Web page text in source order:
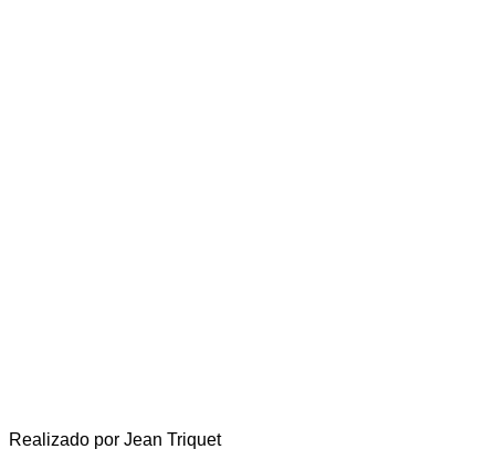
Realizado por Jean Triquet